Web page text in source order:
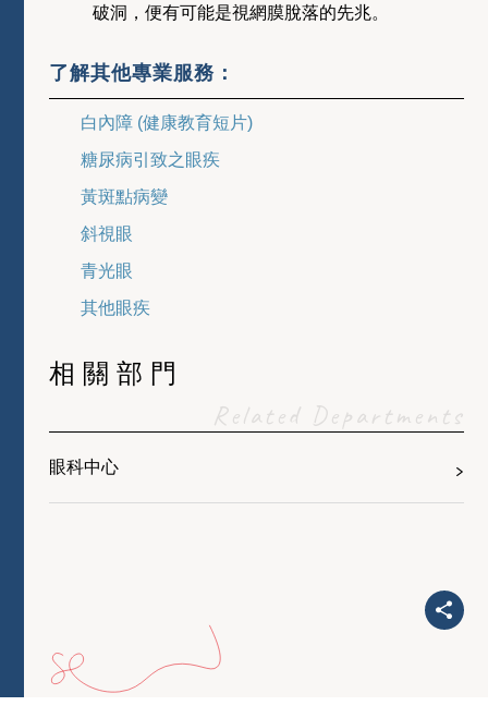
破洞，便有可能是視網膜脫落的先兆。
了解其他專業服務：
白內障 (健康教育短片)
糖尿病引致之眼疾
黃斑點病變
斜視眼
青光眼
其他眼疾
相關部門
Related Departments
眼科中心